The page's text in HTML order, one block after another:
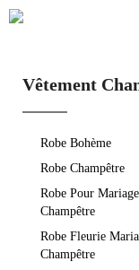
Vêtement
Robe Bohème
Robe Champêtre
Robe Pour Mariage
Champêtre
Robe Fleurie
Champêtre